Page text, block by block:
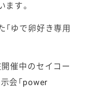
ます。
「ゆで卵好き専用
開催中のセイコー
会「power